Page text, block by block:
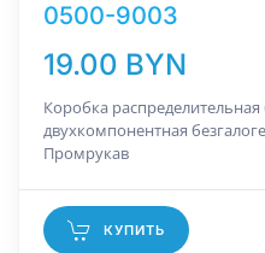
0500-9003
19.00 BYN
Коробка
двухкомпонентная
Промрукав
КУПИТЬ